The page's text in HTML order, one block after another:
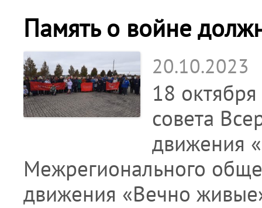
Память о войне
20.10.2023
18
совета
движения
Межрегионального
движения «Вечно